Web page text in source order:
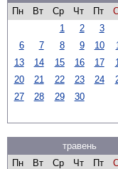
Пн
Вт Ср Чт Пт
1
2 3
6
7 8 9 10
13
14 15 16 17
20
21 22 23 24
27
28 29 30
травень
Пн
Вт Ср Чт Пт